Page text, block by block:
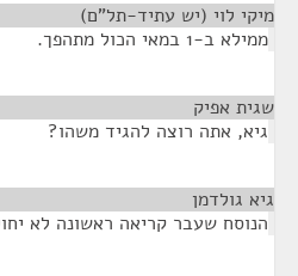
מיקי לוי (יש עתיד-תל"ם)
ממילא ב-1 במאי הכול מתהפך.
שגית אפיק
גיא, אתה רוצה להגיד משהו?
גיא גולדמן
הנוסח שעבר קריאה ראשונה לא